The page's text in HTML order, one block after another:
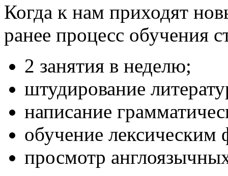
Когда к нам приходят
ранее процесс обучения
2 занятия в неделю;
штудирование
написание
обучение лексическим
просмотр